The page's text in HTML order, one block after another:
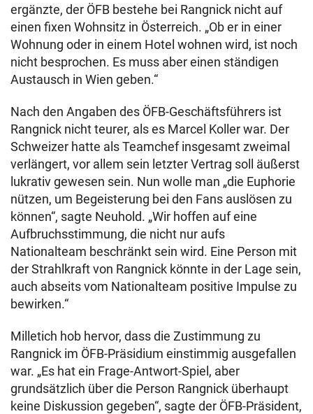
ergänzte, der ÖFB bestehe bei Rangnick nicht auf
einen fixen Wohnsitz in Österreich. „Ob er in einer
Wohnung oder in einem Hotel wohnen wird, ist noch
nicht besprochen. Es muss aber einen ständigen
Austausch in Wien geben.“
Nach den Angaben des ÖFB-Geschäftsführers ist
Rangnick nicht teurer, als es Marcel Koller war. Der
Schweizer hatte als Teamchef insgesamt zweimal
verlängert, vor allem sein letzter Vertrag soll äußerst
lukrativ gewesen sein. Nun wolle man „die Euphorie
nützen, um Begeisterung bei den Fans auslösen zu
können“, sagte Neuhold. „Wir hoffen auf eine
Aufbruchsstimmung, die nicht nur aufs
Nationalteam beschränkt sein wird. Eine Person mit
der Strahlkraft von Rangnick könnte in der Lage sein,
auch abseits vom Nationalteam positive Impulse zu
bewirken.“
Milletich hob hervor, dass die Zustimmung zu
Rangnick im ÖFB-Präsidium einstimmig ausgefallen
war. „Es hat ein Frage-Antwort-Spiel, aber
grundsätzlich über die Person Rangnick überhaupt
keine Diskussion gegeben“, sagte der ÖFB-Präsident,